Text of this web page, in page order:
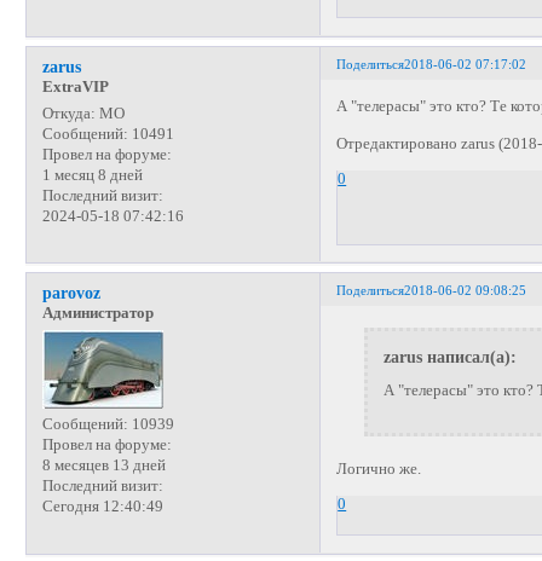
Поделиться2018-06-02 07:17:02
zarus
ExtraVIP
Откуда: МО
Сообщений: 10491
Провел на форуме:
1 месяц 8 дней
Последний визит:
2024-05-18 07:42:16
А "телерасы" это кто? Те
Отредактировано zarus
0
Поделиться2018-06-02 09:08:25
parovoz
Администратор
Сообщений: 10939
Провел на форуме:
8 месяцев 13 дней
Последний визит:
Сегодня 12:40:49
zarus написал(а):
А "телерасы" это кто?
Логично же.
0